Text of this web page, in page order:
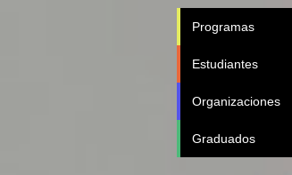
Programas
Estudiantes
Organizaciones
Graduados